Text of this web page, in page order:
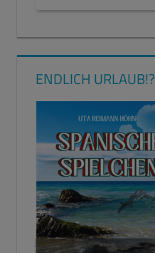
ENDLICH URLAUB!?